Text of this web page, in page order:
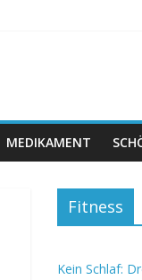
MEDIKAMENT
Fitness
Kein Schlaf: